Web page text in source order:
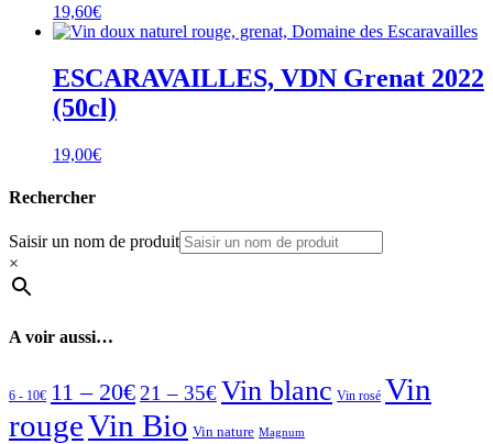
19,60€
ESCARAVAILLES, VDN Grenat 2022
(50cl)
19,00€
Rechercher
Saisir un nom de produit
×
A voir aussi…
6 - 10€ 11 – 20€ 21 – 35€Vin blanc Vin rosé Vin
rougeVin Bio Vin nature Magnum